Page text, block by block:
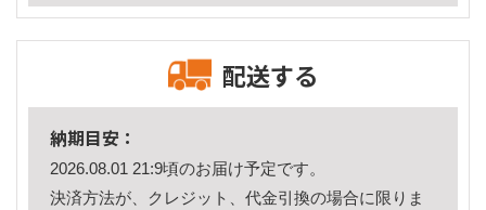
配送する
納期目安：
2026.08.01 21:9頃のお届け予定です。
決済方法が、クレジット、代金引換の場合に限りま